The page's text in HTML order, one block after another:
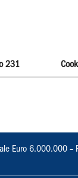
231
Euro 6.000.000 –